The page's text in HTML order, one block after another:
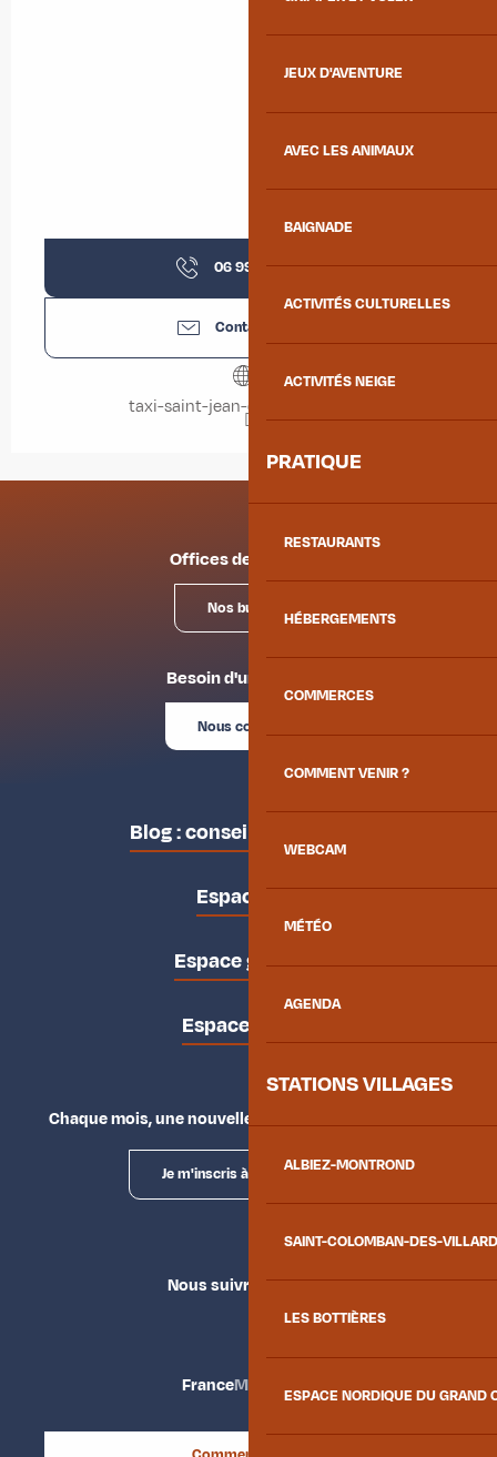
JEUX D'AVENTURE
AVEC LES ANIMAUX
BAIGNADE
ACTIVITÉS CULTURELLES
ACTIVITÉS NEIGE
PRATIQUE
RESTAURANTS
HÉBERGEMENTS
COMMERCES
COMMENT VENIR ?
WEBCAM
MÉTÉO
AGENDA
STATIONS VILLAGES
ALBIEZ-MONTROND
SAINT-COLOMBAN-DES-
LES BOTTIÈRES
ESPACE NORDIQUE DU GRAND
06 99 82 52▒▒
Contactez-nous
taxi-saint-jean-de-maurienne.fr
Offices de tourisme
Nos bureaux
Besoin d'un conseil ?
Nous contacter
Blog : conseils des locaux
Espace pro
Espace groupes
Espace presse
Chaque mois, une nouvelle façon d'explorer la vallée.
Je m'inscris à la newsletter
Nous suivre
FranceMaurienne